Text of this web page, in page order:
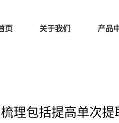
页 关于我们 产品
理包括提高单次